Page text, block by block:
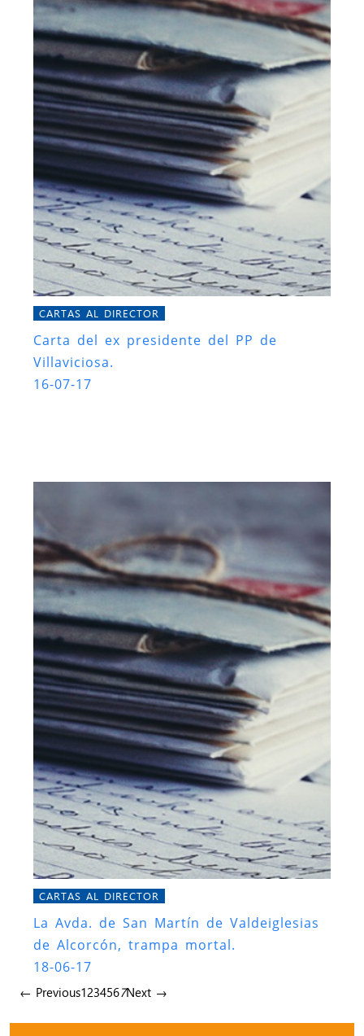
CARTAS AL DIRECTOR
Carta del ex presidente del PP de
Villaviciosa.
16-07-17
CARTAS AL DIRECTOR
La Avda. de San Martín de Valdeiglesias
de Alcorcón, trampa mortal.
18-06-17
← Previous1234567Next →